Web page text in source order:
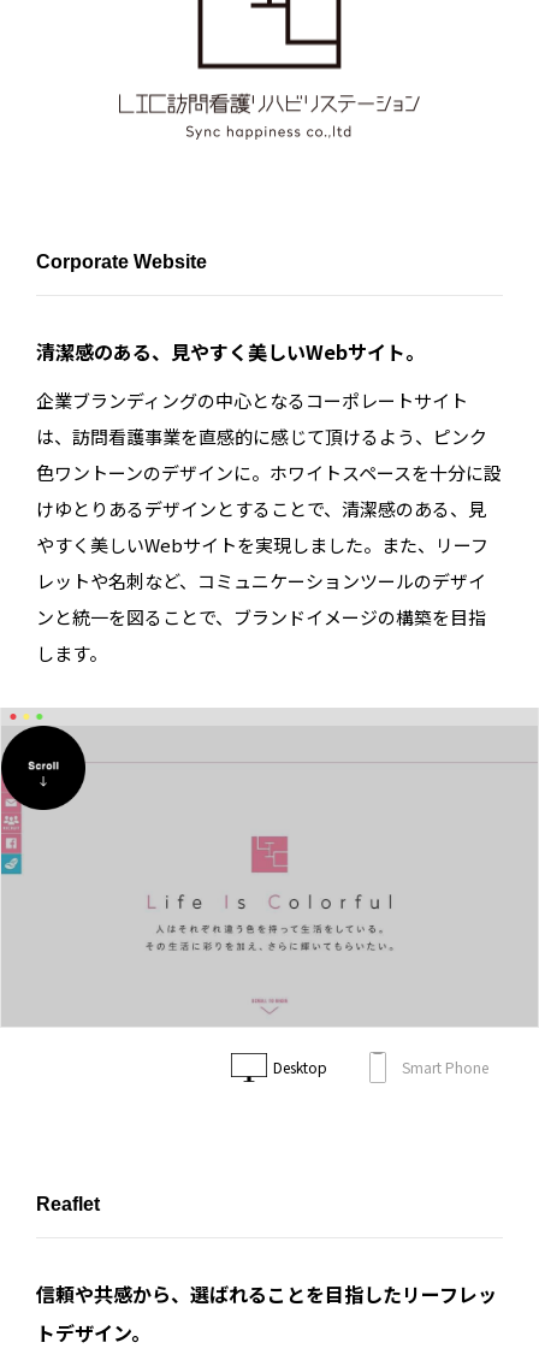
Corporate Website
清潔感のある、見やすく美しいWebサイト。
企業ブランディングの中心となるコーポレートサイト
は、訪問看護事業を直感的に感じて頂けるよう、ピンク
色ワントーンのデザインに。ホワイトスペースを十分に設
けゆとりあるデザインとすることで、清潔感のある、見
やすく美しいWebサイトを実現しました。また、リーフ
レットや名刺など、コミュニケーションツールのデザイ
ンと統一を図ることで、ブランドイメージの構築を目指
します。
Desktop Smart Phone
Reaflet
信頼や共感から、選ばれることを目指したリーフレッ
トデザイン。